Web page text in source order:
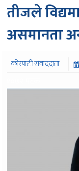
तीजले
असमानता
कोरपाटी संवाददाता